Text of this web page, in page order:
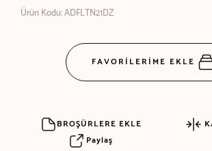
Ürün Kodu: ADFLTN21DZ
FAVORİLERİME EKLE
BROŞÜRLERE EKLE
Paylaş